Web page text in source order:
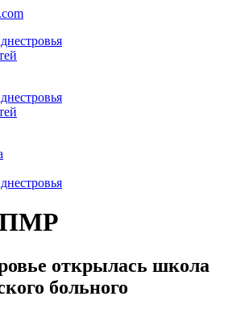
ПМР
открылась школа
больного